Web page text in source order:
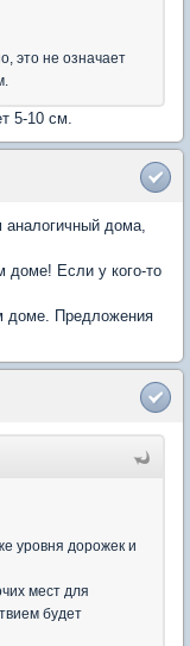
это не означает
5-10 см.
дома,
Если у кого-то
доме. Предложения
уровня дорожек и
мест для
будет